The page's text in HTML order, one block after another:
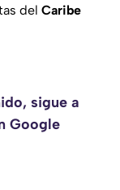
del Caribe
sigue a
Google